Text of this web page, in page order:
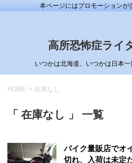
本ページにはプロモーションが
高所恐怖症ライ
いつかは北海道、いつかは日本
HOME > 在庫なし
「 在庫なし 」 一覧
バイク量販店でオ
切れ、入荷は未定